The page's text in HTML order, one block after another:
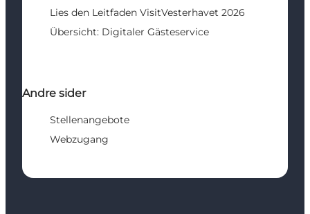
Lies den Leitfaden VisitVesterhavet 2026
Übersicht: Digitaler Gästeservice
Andre sider
Stellenangebote
Webzugang